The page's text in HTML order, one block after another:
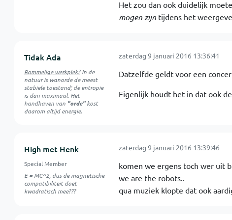
Het zou dan ook duidelijk
mogen zijntijdens het
Tidak Ada
Rommelige werkplek?In de
natuur iswanordede meest
stabiele toestand; de entropie
is dan maximaal. Het
handhaven van "orde"kost
daarom altijd energie.
zaterdag 9 januari 2016 13:36:41
Datzelfde geldt voor een
Eigenlijk houdt het in dat ook
High met Henk
Special Member
E = MC^2, dus de magnetische
compatibiliteit doet
kwadratisch mee???
zaterdag 9 januari 2016 13:39:46
komen we ergens toch wer uit
we are the robots..
qua muziek klopte dat ook